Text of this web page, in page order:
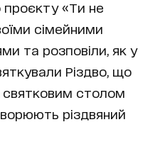
проєкту «Ти не
сімейними
та розповіли, як у
Різдво, що
столом
різдвяний